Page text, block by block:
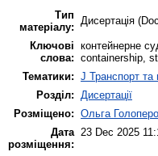
Тип
матеріалу:
Дисертація
Ключові
слова:
контейнерне
containership,
Тематики: J Транспорт та
Розділ: Дисертації
Розміщено: Ольга
Дата
розміщення:
23 Dec 2025